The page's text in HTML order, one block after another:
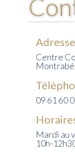
empty.
Adresse
Centre
Montrabé
09 61 60
Mardi au
10h-